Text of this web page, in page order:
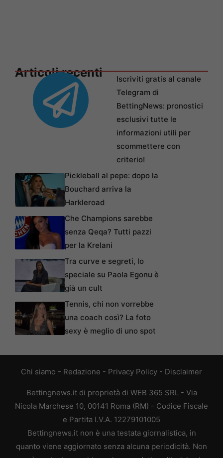
Articoli recenti
Iscriviti gratis al canale
Telegram di
BettingNews: pronostici
esclusivi tutte le
informazioni utili per
scommettere con
criterio!
Pickleball al pepe: dopo la
Bouchard arriva la
Harkleroad
Che Champions sarebbe
senza Qeqa? Tutti pazzi
per la Krelani
Tra curve e segreti, lo
speciale su Paola Egonu è
già un cult
Tennis, chi non vorrebbe
una coach così? La foto
sexy è meglio di uno spot
Chi siamo - Redazione - Privacy Policy - Disclaimer
Bettingnews.it di proprietà di WEB 365 SRL - Via
Nicola Marchese 10, 00141 Roma (RM) - Codice Fiscale
e Partita I.V.A. 12279101005
Bettingnews.it non è una testata giornalistica, in
quanto viene aggiornato senza alcuna periodicità. Non